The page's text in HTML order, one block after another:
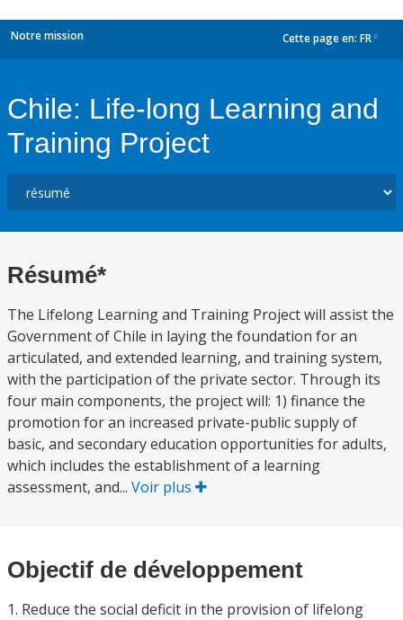
Notre mission Cette page en: FR
Chile: Life-long Learning and
Training Project
Résumé*
The Lifelong Learning and Training Project will assist the
Government of Chile in laying the foundation for an
articulated, and extended learning, and training system,
with the participation of the private sector. Through its
four main components, the project will: 1) finance the
promotion for an increased private-public supply of
basic, and secondary education opportunities for adults,
which includes the establishment of a learning
assessment, and... Voir plus
Objectif de développement
1. Reduce the social deficit in the provision of lifelong